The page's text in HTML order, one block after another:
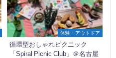
体験・アウトドア
循環型おしゃれピクニック
「Spiral Picnic Club」＠名古屋